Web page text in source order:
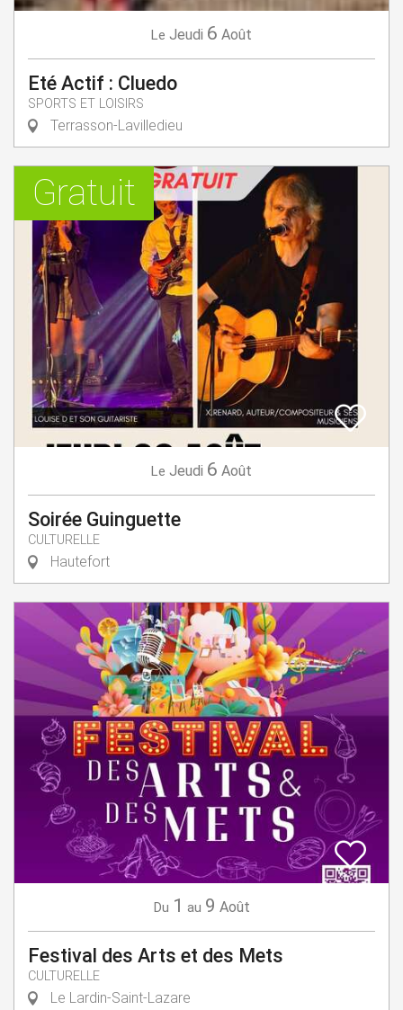
Le Jeudi 6 Août
Eté Actif : Cluedo
SPORTS ET LOISIRS
Terrasson-Lavilledieu
Gratuit
Le Jeudi 6 Août
Soirée Guinguette
CULTURELLE
Hautefort
Du 1 au 9 Août
Festival des Arts et des Mets
CULTURELLE
Le Lardin-Saint-Lazare